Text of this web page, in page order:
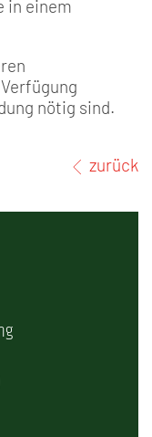
in einem
nötig sind.
zurück